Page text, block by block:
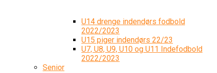
U14 drenge indendørs fodbold
2022/2023
U15 piger indendørs 22/23
U7, U8, U9, U10 og U11 Indefodbold
2022/2023
Senior